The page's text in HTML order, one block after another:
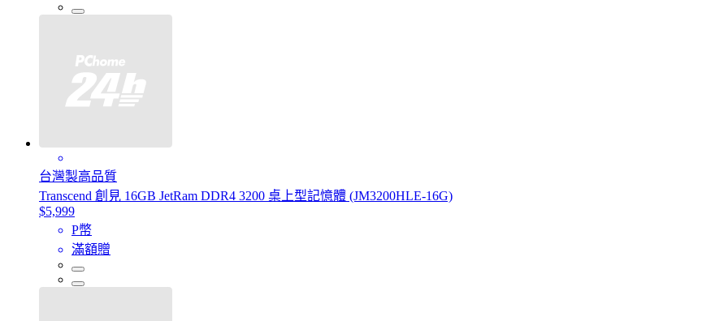
台灣製高品質
Transcend 創見 16GB JetRam DDR4 3200 桌上型記憶體 (JM3200HLE-16G)
$5,999
P幣
滿額贈